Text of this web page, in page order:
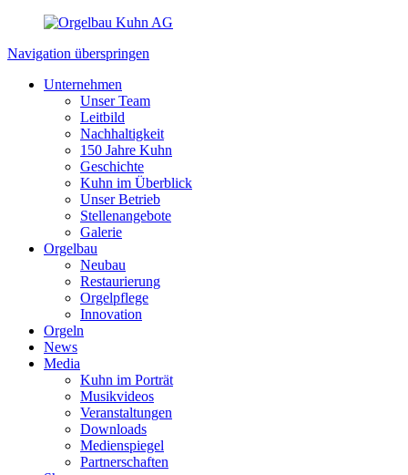
Navigation überspringen
Unternehmen
Unser Team
Leitbild
Nachhaltigkeit
150 Jahre Kuhn
Geschichte
Kuhn im Überblick
Unser Betrieb
Stellenangebote
Galerie
Orgelbau
Neubau
Restaurierung
Orgelpflege
Innovation
Orgeln
News
Media
Kuhn im Porträt
Musikvideos
Veranstaltungen
Downloads
Medienspiegel
Partnerschaften